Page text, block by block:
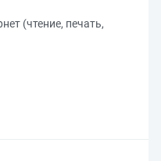
(чтение, печать,